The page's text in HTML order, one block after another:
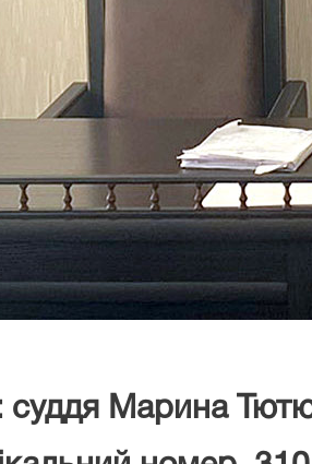
суддя Марина